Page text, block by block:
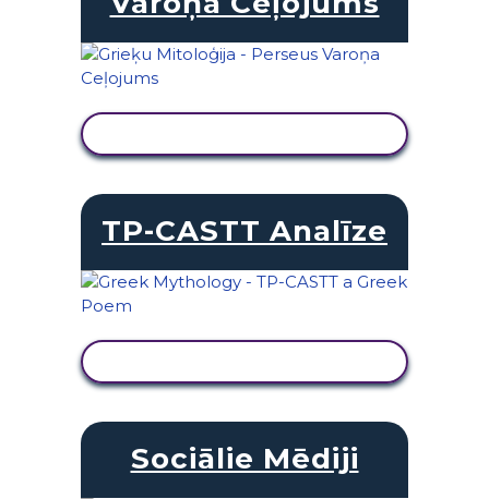
TP-CASTT Analīze
Sociālie Mēdiji